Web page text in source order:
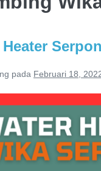
Heater
pada Februari 18,